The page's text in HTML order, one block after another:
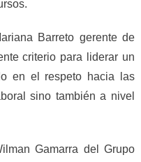
Barreto gerente de
criterio para liderar un
en el respeto hacia las
sino también a nivel
Gamarra del Grupo